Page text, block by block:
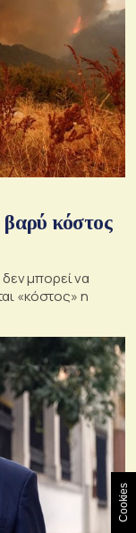
βαρύ κόστος
μπορεί να
«κόστος» η
Cookies